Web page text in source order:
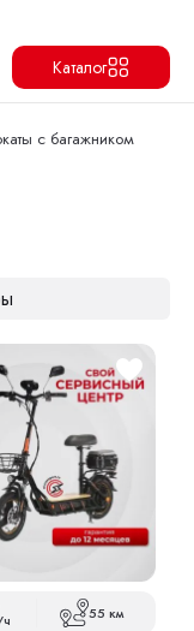
Каталог
с багажником
55 км
в корзину